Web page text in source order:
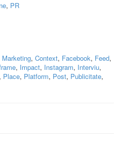
, PR
Marketing, Context, Facebook, Feed,
, Impact, Instagram, Interviu,
, Place, Platform, Post, Publicitate,